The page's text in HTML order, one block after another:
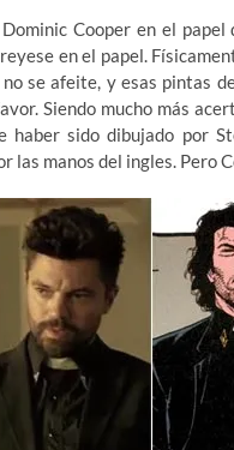
Cooper en el
en el papel.
se afeite, y esas pintas
Siendo mucho más
haber sido dibujado por
las manos del ingles. Pero